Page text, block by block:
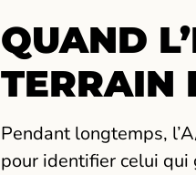
QUAND
TERRAIN
Pendant longtemps,
pour identifier celui qui